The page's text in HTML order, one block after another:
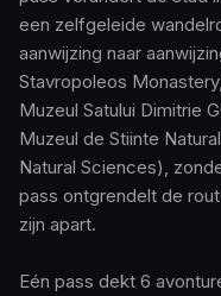
een zelfgeleide
aanwijzing naar
Stavropoleos
Muzeul Satului Dimitrie
Muzeul de Stiinte
Natural Sciences),
pass ontgrendelt de
zijn apart.
Eén pass dekt 6